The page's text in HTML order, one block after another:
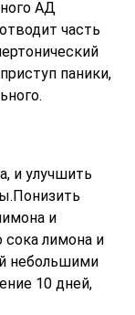
АД
часть
паники,
и улучшить
и
лимона и
небольшими
10 дней,